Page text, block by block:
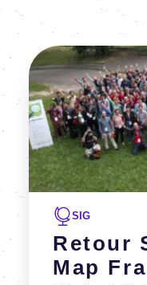
Retour
Map
SIG
Voir l'article
Image